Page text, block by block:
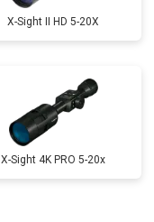
X-Sight II HD 5-20X
X-Sight 4K PRO 5-20x